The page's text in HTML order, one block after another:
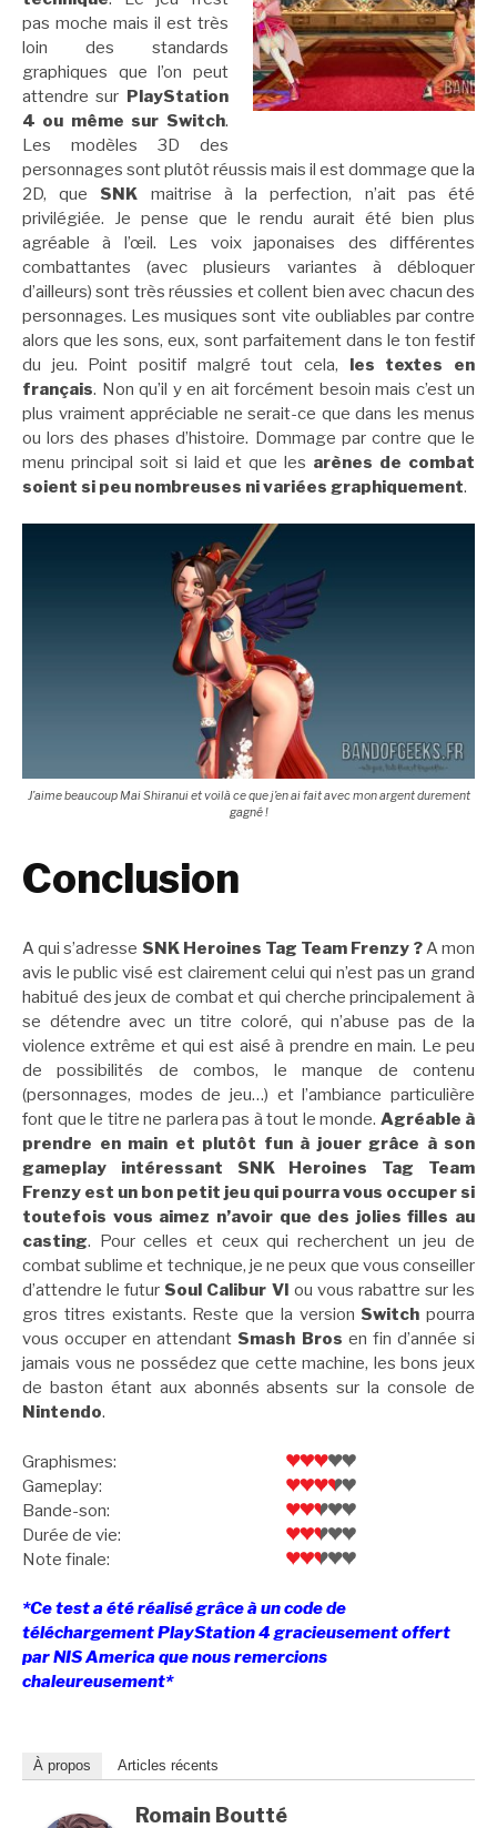
pas moche mais il est très
loin des standards
graphiques que l’on peut
attendre sur PlayStation
4 ou même sur Switch.
Les modèles 3D des
personnages sont plutôt réussis mais il est dommage que la
2D, que SNK maitrise à la perfection, n’ait pas été
privilégiée. Je pense que le rendu aurait été bien plus
agréable à l’œil. Les voix japonaises des différentes
combattantes (avec plusieurs variantes à débloquer
d’ailleurs) sont très réussies et collent bien avec chacun des
personnages. Les musiques sont vite oubliables par contre
alors que les sons, eux, sont parfaitement dans le ton festif
du jeu. Point positif malgré tout cela, les textes en
français. Non qu’il y en ait forcément besoin mais c’est un
plus vraiment appréciable ne serait-ce que dans les menus
ou lors des phases d’histoire. Dommage par contre que le
menu principal soit si laid et que les arènes de combat
soient si peu nombreuses ni variées graphiquement.
J’aime beaucoup Mai Shiranui et voilà ce que j’en ai fait avec mon argent durement
gagné !
Conclusion
A qui s’adresse SNK Heroines Tag Team Frenzy ?A mon
avis le public visé est clairement celui qui n’est pas un grand
habitué des jeux de combat et qui cherche principalement à
se détendre avec un titre coloré, qui n’abuse pas de la
violence extrême et qui est aisé à prendre en main. Le peu
de possibilités de combos, le manque de contenu
(personnages, modes de jeu…) et l’ambiance particulière
font que le titre ne parlera pas à tout le monde. Agréable à
prendre en main et plutôt fun à jouer grâce à son
gameplay intéressant SNK Heroines Tag Team
Frenzy est un bon petit jeu qui pourra vous occuper si
toutefois vous aimez n’avoir que des jolies filles au
casting. Pour celles et ceux qui recherchent un jeu de
combat sublime et technique, je ne peux que vous conseiller
d’attendre le futur Soul Calibur VI ou vous rabattre sur les
gros titres existants. Reste que la version Switch pourra
vous occuper en attendant Smash Bros en fin d’année si
jamais vous ne possédez que cette machine, les bons jeux
de baston étant aux abonnés absents sur la console de
Nintendo.
Graphismes:
Gameplay:
Bande-son:
Durée de vie:
Note finale:
*Ce test a été réalisé grâce à un code de
téléchargement PlayStation 4 gracieusement offert
par NIS America que nous remercions
chaleureusement*
À propos Articles récents
Romain Boutté